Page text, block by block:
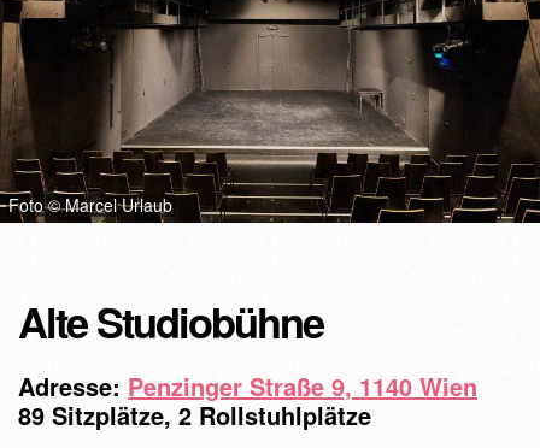
Foto © Marcel Urlaub
Alte Studiobühne
Adresse: Penzinger Straße 9, 1140 Wien
89 Sitzplätze, 2 Rollstuhlplätze